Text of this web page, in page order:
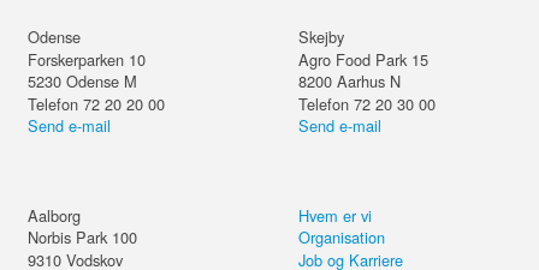
Odense
Forskerparken 10
5230 Odense M
Telefon 72 20 20 00
Send e-mail
Skejby
Agro Food Park 15
8200 Aarhus N
Telefon 72 20 30 00
Send e-mail
Aalborg
Norbis Park 100
9310 Vodskov
Hvem er vi
Organisation
Job og Karriere